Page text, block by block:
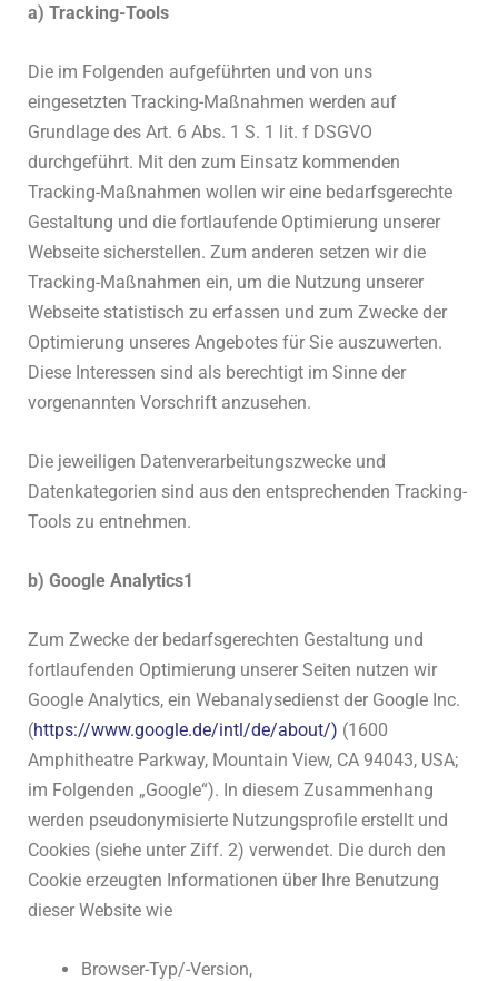
a) Tracking-Tools
Die im Folgenden aufgeführten und von uns
eingesetzten Tracking-Maßnahmen werden auf
Grundlage des Art. 6 Abs. 1 S. 1 lit. f DSGVO
durchgeführt. Mit den zum Einsatz kommenden
Tracking-Maßnahmen wollen wir eine bedarfsgerechte
Gestaltung und die fortlaufende Optimierung unserer
Webseite sicherstellen. Zum anderen setzen wir die
Tracking-Maßnahmen ein, um die Nutzung unserer
Webseite statistisch zu erfassen und zum Zwecke der
Optimierung unseres Angebotes für Sie auszuwerten.
Diese Interessen sind als berechtigt im Sinne der
vorgenannten Vorschrift anzusehen.
Die jeweiligen Datenverarbeitungszwecke und
Datenkategorien sind aus den entsprechenden Tracking-
Tools zu entnehmen.
b) Google Analytics1
Zum Zwecke der bedarfsgerechten Gestaltung und
fortlaufenden Optimierung unserer Seiten nutzen wir
Google Analytics, ein Webanalysedienst der Google Inc.
(https://www.google.de/intl/de/about/) (1600
Amphitheatre Parkway, Mountain View, CA 94043, USA;
im Folgenden „Google“). In diesem Zusammenhang
werden pseudonymisierte Nutzungsprofile erstellt und
Cookies (siehe unter Ziff. 2) verwendet. Die durch den
Cookie erzeugten Informationen über Ihre Benutzung
dieser Website wie
Browser-Typ/-Version,